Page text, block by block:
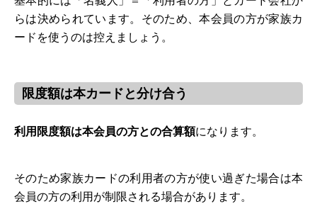
らは決められています。そのため、本会員の方が家族カ
ードを使うのは控えましょう。
限度額は本カードと分け合う
利用限度額は本会員の方との合算額になります。
そのため家族カードの利用者の方が使い過ぎた場合は本
会員の方の利用が制限される場合があります。